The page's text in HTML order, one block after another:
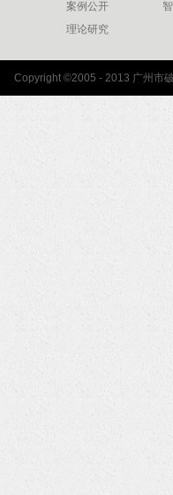
案例公开
理论研究
Copyright ©2005 - 2013 广州市